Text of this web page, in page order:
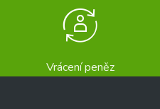
Vrácení peněz